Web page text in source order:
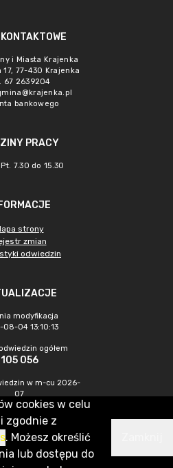
i Miasta Krajenka
17, 77-430 Krajenka
67 2639204
bankowego
PRACY
7.30 do 15.30
strony
zmian
odwiedzin
modyfikacja
08-04 13:10:13
ogółem
105 056
w m-cu 2026-
07
432
cookies w celu
zgodnie z
. Możesz określić
lub dostępu do